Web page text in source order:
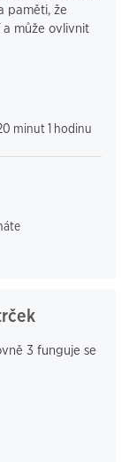
paměti, že
a může ovlivnit
minut 1 hodinu
3 funguje se